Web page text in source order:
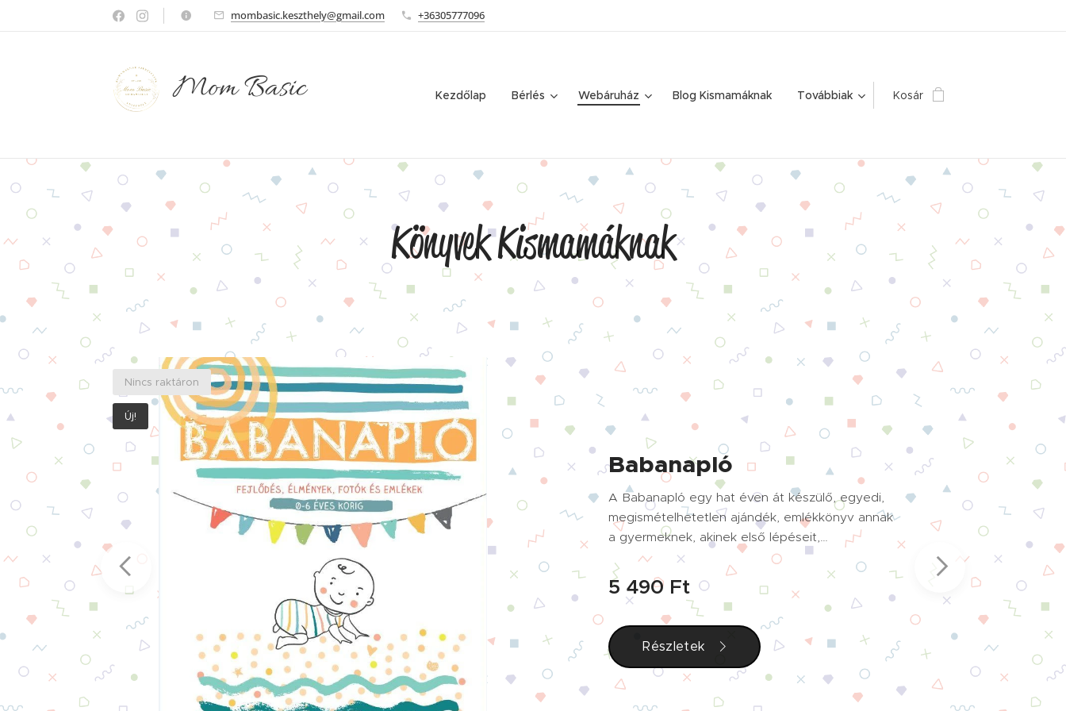
mombasic.keszthely@gmail.com +36305777096
Mom Basic Kezdőlap Bérlés Webáruház Blog Kismamáknak Továbbiak Kosár
Könyvek Kismamáknak
a
Nincs raktáron
Új!
Babanapló
A Babanapló egy hat éven át készülő, egyedi,
megismételhetetlen ajándék, emlékkönyv annak
a gyermeknek, akinek első lépéseit,
cseperedését és mindennapjait megörökítik
benne a szülők. Különleges fotóalbum, amely
csupán néhány, de annál fontosabb
papírképnek biztosít méltó helyet és védelmet
az elkallódástól - kiegészítve a szülők kézírásos
feljegyzéseivel a fejlődés mérföldköveiről és a
megőrzésre érdemes pillanatokról. Hogy
melyek is ezek ? A válogatásban segítenek a
5 490 Ft
Részletek
Nincs raktáron